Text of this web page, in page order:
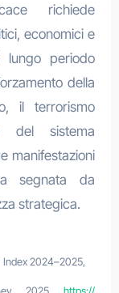
richiede
economici e
lungo periodo
della
il terrorismo
del sistema
manifestazioni
segnata da
strategica.
Index 2024–2025,